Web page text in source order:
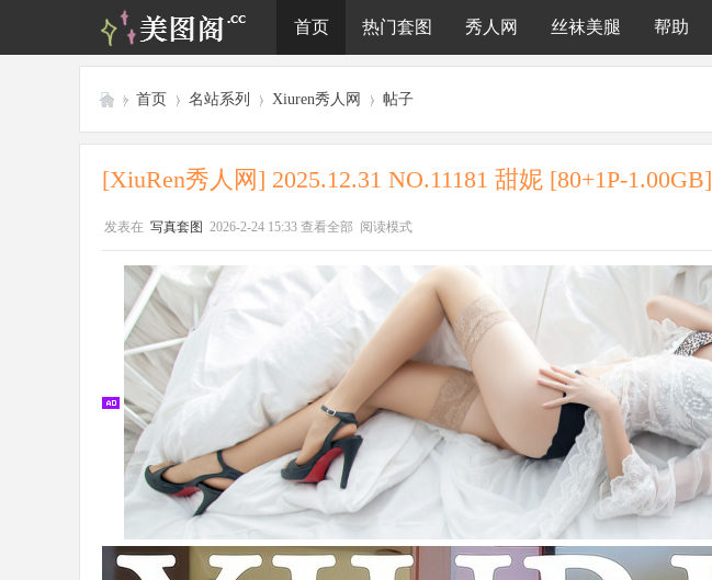
首页 热门套图 秀人网 丝袜美腿 帮助
美
阁
» 首页 › 名站系列 › Xiuren秀人网 › 帖子
[XiuRen秀人网] 2025.12.31 NO.11181 甜妮 [80+1P-1.00GB]
发表在 写真套图 2026-2-24 15:33 查看全部 阅读模式